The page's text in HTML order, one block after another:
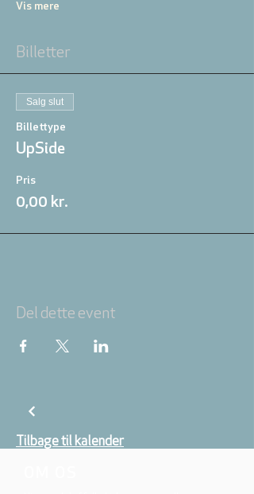
Vis mere
Billetter
Salg slut
Billettype
UpSide
Pris
0,00 kr.
Del dette event
Tilbage til kalender